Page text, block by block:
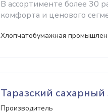
В ассортименте более 30
комфорта и ценового
Хлопчатобумажная
Таразский сахарный
Производитель